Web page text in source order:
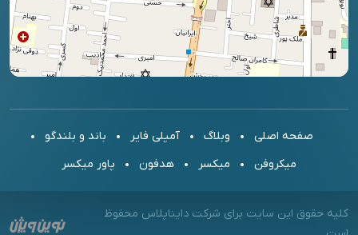
صفحه اصلی وبلاگ آمپلی فایر
باند و بلندگو
میکروفن
میکسر هدفون پاور میکسر
کلیه حقوق این سایت برای شرکت دایناپلاس محفوظ